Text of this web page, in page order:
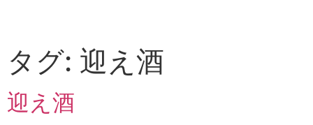
タグ: 迎え酒
迎え酒